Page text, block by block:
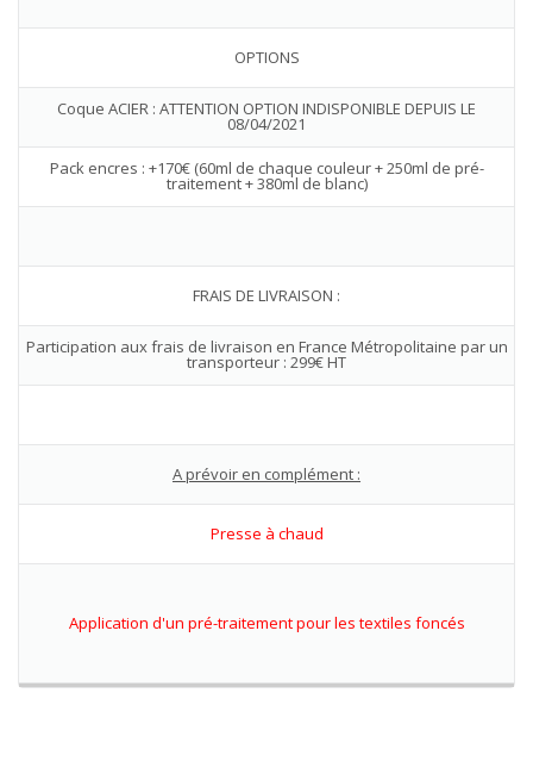
OPTIONS
Coque ACIER : ATTENTION OPTION INDISPONIBLE DEPUIS LE
08/04/2021
Pack encres : +170€ (60ml de chaque couleur + 250ml de pré-
traitement + 380ml de blanc)
FRAIS DE LIVRAISON :
Participation aux frais de livraison en France Métropolitaine par un
transporteur : 299€ HT
A prévoir en complément :
Presse à chaud
Application d'un pré-traitement pour les textiles foncés